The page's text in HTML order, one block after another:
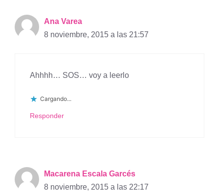
Ana Varea
8 noviembre, 2015 a las 21:57
Ahhhh… SOS… voy a leerlo
Cargando...
Responder
Macarena Escala Garcés
8 noviembre, 2015 a las 22:17